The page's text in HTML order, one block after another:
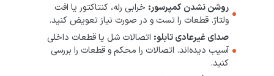
روشن نشدن کمپرسور: خرابی رله، کنتاکتور یا افت
ولتاژ. قطعات را تست و در صورت نیاز تعویض کنید.
صدای غیرعادی تابلو: اتصالات شل یا قطعات داخلی
آسیب دیده‌اند. اتصالات را محکم و قطعات را بررسی
کنید.